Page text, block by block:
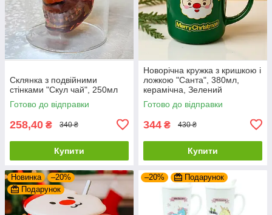
Склянка з подвійними
стінками "Скул чай", 250мл
Готово до відправки
258,40 ₴ 340 ₴
Купити
Новорічна кружка з кришкою і
ложкою "Санта", 380мл,
керамічна, Зелений
Готово до відправки
344 ₴ 430 ₴
Купити
Новинка
–20%
Подарунок
–20% Подарунок